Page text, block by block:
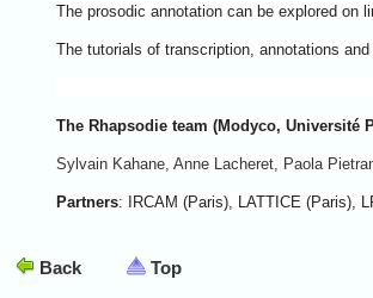
The prosodic annotation can be explored on
The tutorials of transcription, annotations
The Rhapsodie team (Modyco, Université
Sylvain Kahane, Anne Lacheret, Paola
Partners: IRCAM (Paris), LATTICE (Paris),
Back Top